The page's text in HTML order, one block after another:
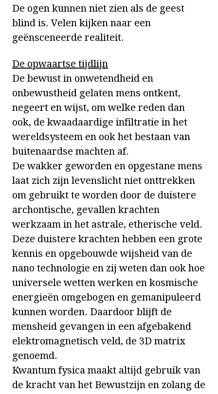
De ogen kunnen niet zien als de geest
blind is. Velen kijken naar een
geënsceneerde realiteit.
De opwaartse tijdlijn
De bewust in onwetendheid en
onbewustheid gelaten mens ontkent,
negeert en wijst, om welke reden dan
ook, de kwaadaardige infiltratie in het
wereldsysteem en ook het bestaan van
buitenaardse machten af.
De wakker geworden en opgestane mens
laat zich zijn levenslicht niet onttrekken
om gebruikt te worden door de duistere
archontische, gevallen krachten
werkzaam in het astrale, etherische veld.
Deze duistere krachten hebben een grote
kennis en opgebouwde wijsheid van de
nano technologie en zij weten dan ook hoe
universele wetten werken en kosmische
energieën omgebogen en gemanipuleerd
kunnen worden. Daardoor blijft de
mensheid gevangen in een afgebakend
elektromagnetisch veld, de 3D matrix
genoemd.
Kwantum fysica maakt altijd gebruik van
de kracht van het Bewustzijn en zolang de